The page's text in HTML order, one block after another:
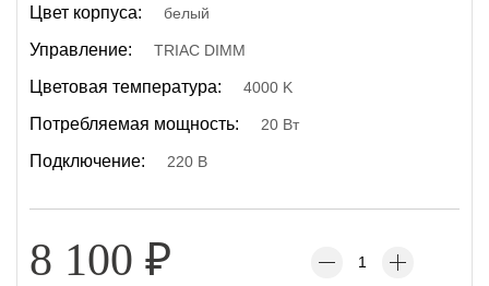
Цвет корпуса: белый
Управление: TRIAC DIMM
Цветовая температура: 4000 K
Потребляемая мощность: 20 Вт
Подключение: 220 В
8 100 ₽